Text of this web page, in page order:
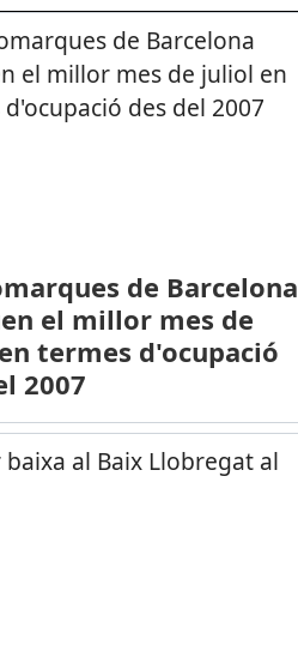
de Barcelona
el millor mes de
termes d'ocupació
2007